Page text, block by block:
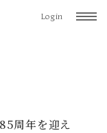
Login
周年を迎え